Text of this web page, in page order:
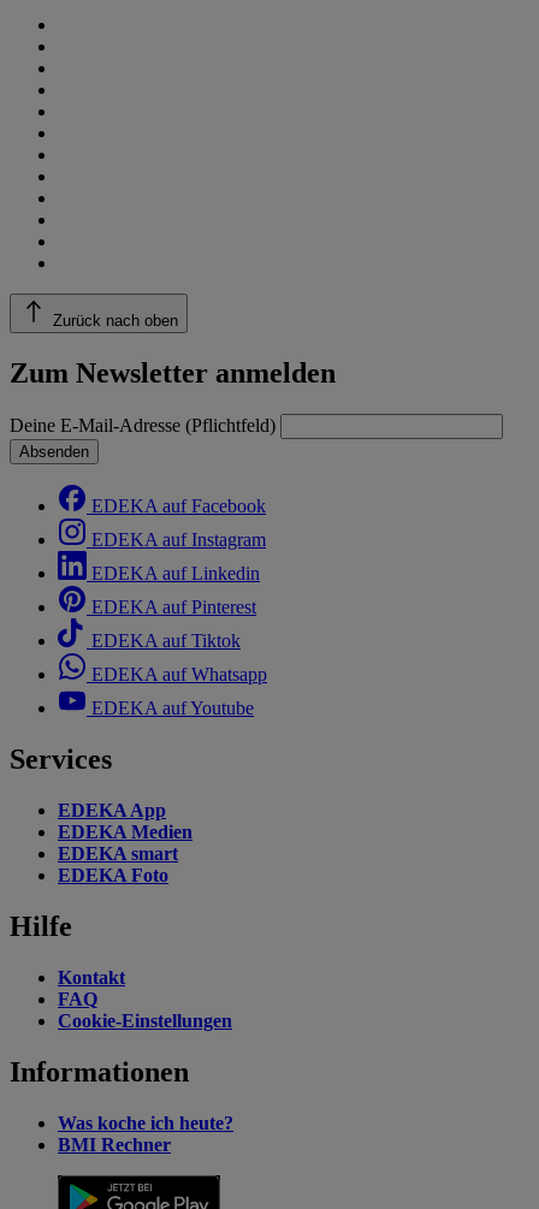
Zurück nach oben
Zum Newsletter anmelden
Deine E-Mail-Adresse (Pflichtfeld)
Absenden
EDEKA auf Facebook
EDEKA auf Instagram
EDEKA auf Linkedin
EDEKA auf Pinterest
EDEKA auf Tiktok
EDEKA auf Whatsapp
EDEKA auf Youtube
Services
EDEKA App
EDEKA Medien
EDEKA smart
EDEKA Foto
Hilfe
Kontakt
FAQ
Cookie-Einstellungen
Informationen
Was koche ich heute?
BMI Rechner